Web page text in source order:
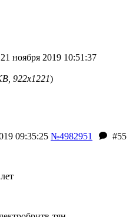
ноября 2019 10:51:37
922x1221)
09:35:25 №4982951
#55